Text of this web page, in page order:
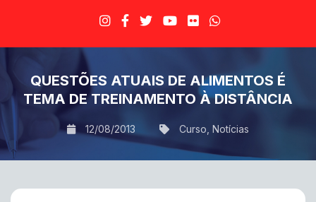
QUESTÕES ATUAIS DE ALIMENTOS É
TEMA DE TREINAMENTO À DISTÂNCIA
12/08/2013 Curso Notícias